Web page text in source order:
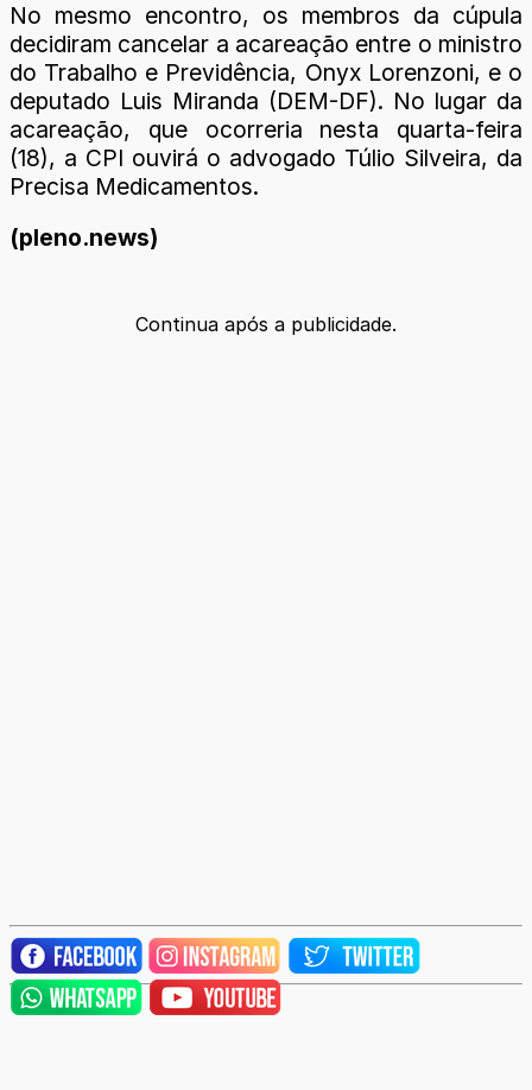
No mesmo encontro, os membros da cúpula
decidiram cancelar a acareação entre o ministro
do Trabalho e Previdência, Onyx Lorenzoni, e o
deputado Luis Miranda (DEM-DF). No lugar da
acareação, que ocorreria nesta quarta-feira
(18), a CPI ouvirá o advogado Túlio Silveira, da
Precisa Medicamentos.
(pleno.news)
Continua após a publicidade.